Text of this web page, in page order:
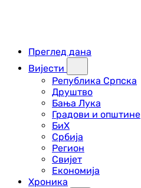
Преглед дана
Вијести
Република Српска
Друштво
Бања Лука
Градови и општине
БиХ
Србија
Регион
Свијет
Економија
Хроника